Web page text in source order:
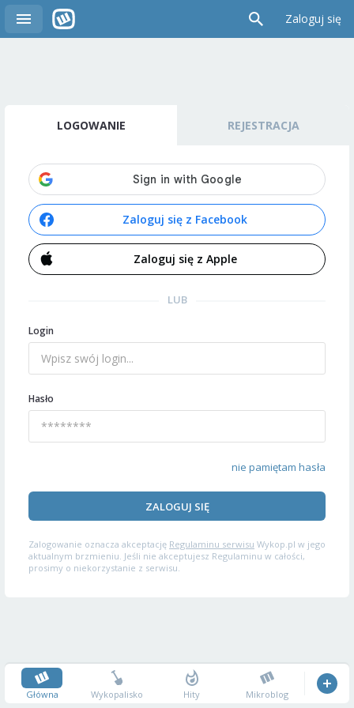
Zaloguj się
LOGOWANIE REJESTRACJA
Zaloguj się z Facebook
Zaloguj się z Apple
LUB
Login
Hasło
nie pamiętam hasła
ZALOGUJ SIĘ
Zalogowanie oznacza akceptację Regulaminu serwisu Wykop.pl w jego
aktualnym brzmieniu. Jeśli nie akceptujesz Regulaminu w całości,
prosimy o niekorzystanie z serwisu.
Główna Wykopalisko Hity Mikroblog